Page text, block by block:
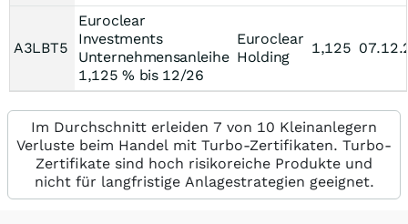
A3LBT5
Euroclear
Investments
Unternehmensanleihe
1,125 % bis 12/26
Euroclear
Holding
1,125
Im Durchschnitt erleiden 7 von 10 Kleinanlegern
Verluste beim Handel mit Turbo-Zertifikaten. Turbo-
Zertifikate sind hoch risikoreiche Produkte und
nicht für langfristige Anlagestrategien geeignet.